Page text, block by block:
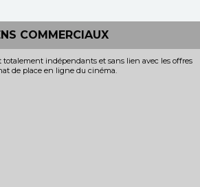
COMMERCIAUX
totalement indépendants et sans lien avec les offres
de place en ligne du cinéma.